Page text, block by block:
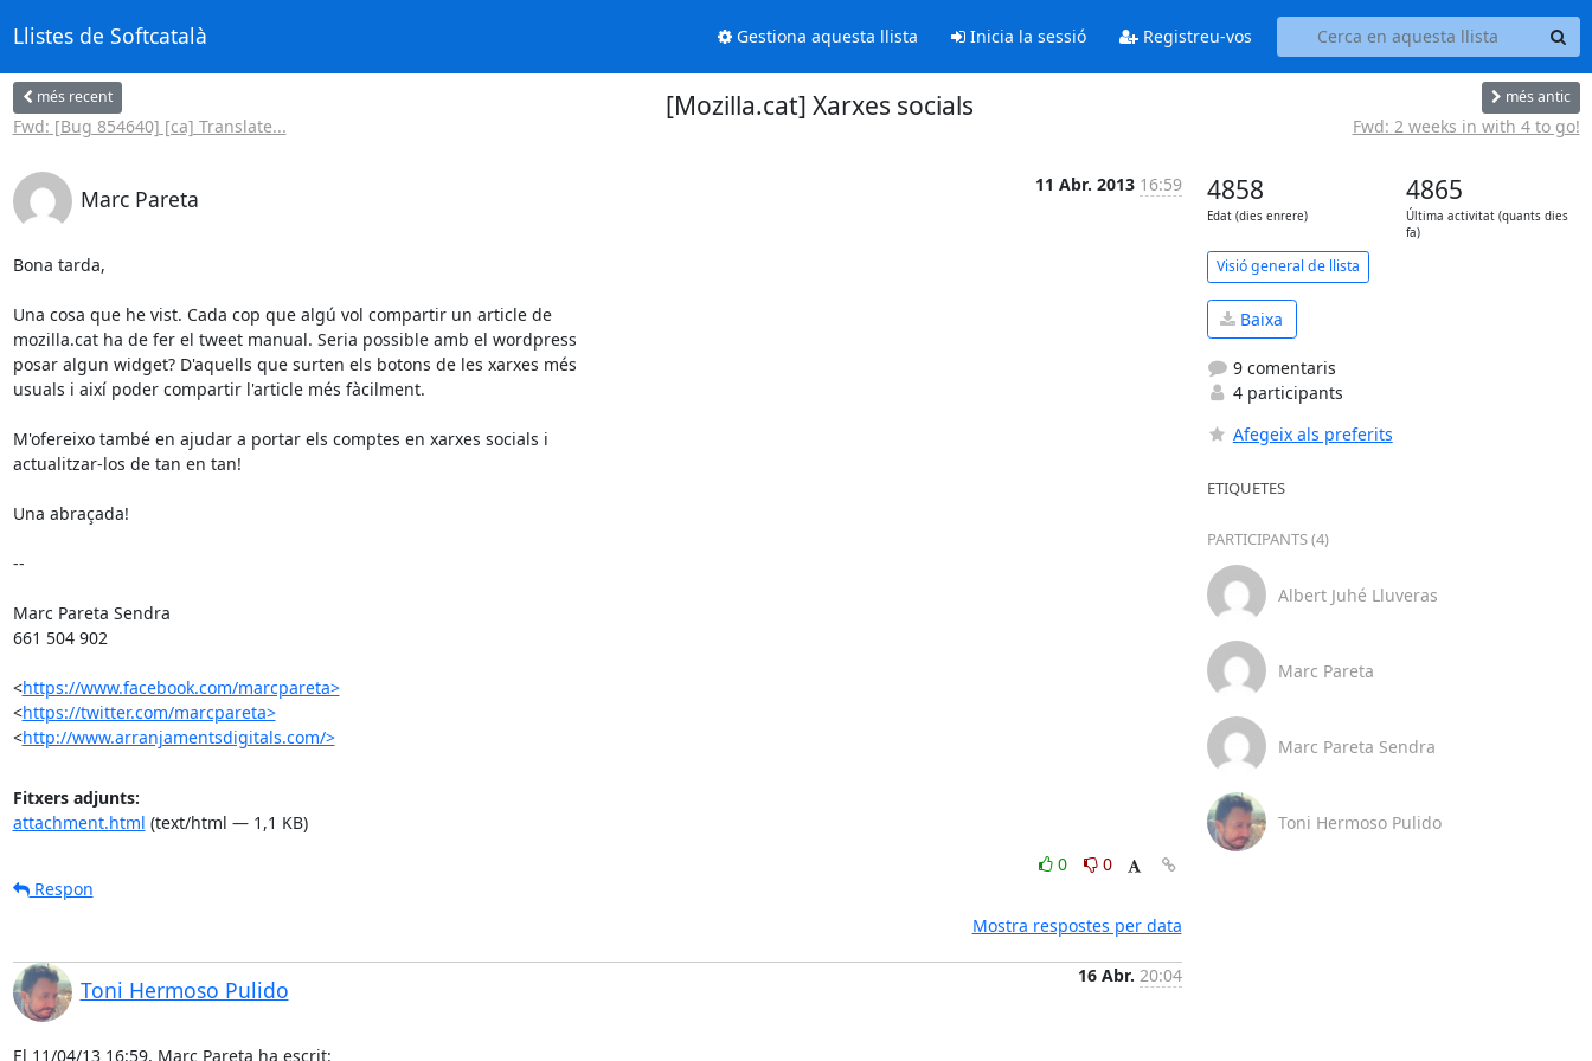
Llistes de Softcatalà Gestiona aquesta llista Inicia la sessió Registreu-vos
més recent
Fwd: [Bug 854640] [ca] Translate...
[Mozilla.cat] Xarxes socials més antic
Fwd: 2 weeks in with 4 to go!
Marc Pareta
11 Abr. 2013 16:59
Bona tarda,
Una cosa que he vist. Cada cop que algú vol compartir un article de
mozilla.cat ha de fer el tweet manual. Seria possible amb el wordpress
posar algun widget? D'aquells que surten els botons de les xarxes més
usuals i així poder compartir l'article més fàcilment.
M'ofereixo també en ajudar a portar els comptes en xarxes socials i
actualitzar-los de tan en tan!
Una abraçada!
--
Marc Pareta Sendra
661 504 902
<https://www.facebook.com/marcpareta>
<https://twitter.com/marcpareta>
<http://www.arranjamentsdigitals.com/>
Fitxers adjunts:
attachment.html (text/html — 1,1 KB)
0
0
Respon
Mostra respostes per data
Toni Hermoso Pulido
16 Abr. 20:04
El 11/04/13 16:59, Marc Pareta ha escrit:
4858
Edat (dies enrere)
4865
Última activitat (quants dies
fa)
Visió general de llista
Baixa
9 comentaris
4 participants
Afegeix als preferits
ETIQUETES
PARTICIPANTS (4)
Albert Juhé Lluveras
Marc Pareta
Marc Pareta Sendra
Toni Hermoso Pulido